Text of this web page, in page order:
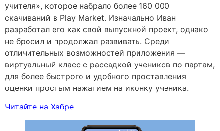
учителя», которое набрало более 160 000
скачиваний в Play Market. Изначально Иван
разработал его как свой выпускной проект, однако
не бросил и продолжал развивать. Среди
отличительных возможностей приложения —
виртуальный класс с рассадкой учеников по партам,
для более быстрого и удобного проставления
оценки простым нажатием на иконку ученика.
Читайте на Хабре